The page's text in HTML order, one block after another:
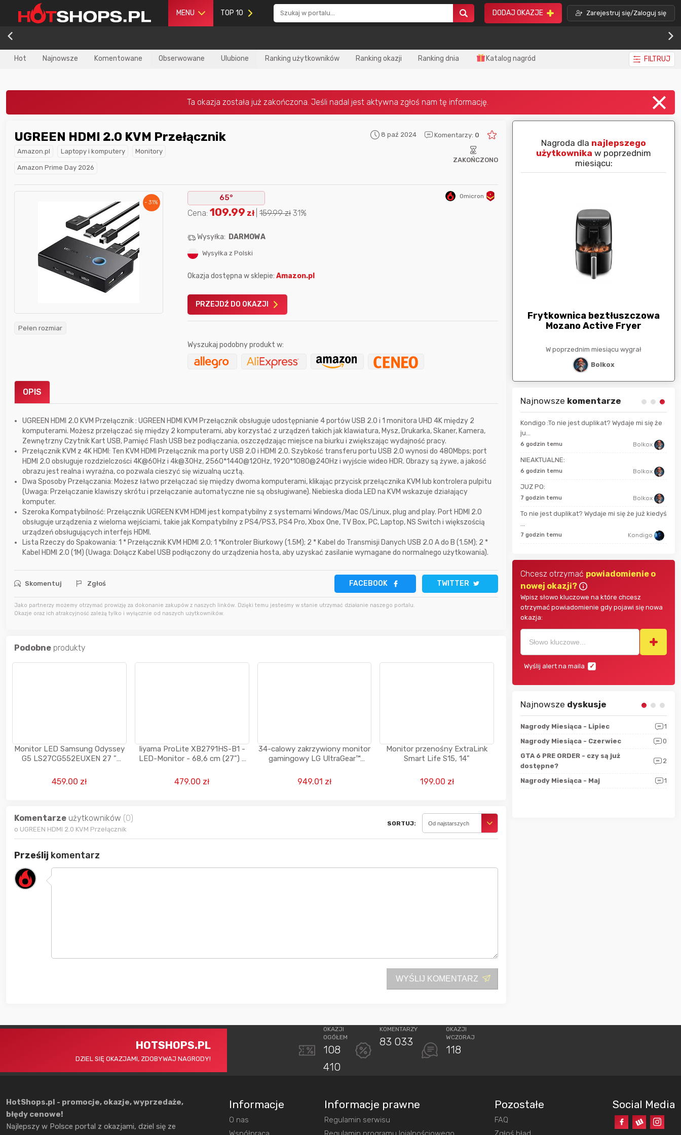
MENU TOP 10 DODAJ OKAZJE Zarejestruj się/Zaloguj się
Hot Najnowsze Komentowane Obserwowane Ulubione Ranking użytkowników Ranking okazji Ranking dnia Katalog nagród FILTRUJ
UGREEN HDMI 2.0 KVM Przełącznik 8 paź 2024 Komentarzy: 0
Amazon.pl Laptopy i komputery Monitory
Amazon Prime Day 2026
ZAKOŃCZONO
- 31%
Pełen rozmiar
65° Omicron
Cena:109.99 zł 159.99zł 31%
Wysyłka: DARMOWA
Wysyłka z Polski
Okazja dostępna w sklepie:Amazon.pl
PRZEJDŹ DO OKAZJI
Wyszukaj podobny produkt w:
OPIS
UGREEN HDMI 2.0 KVM Przełącznik : UGREEN HDMI KVM Przełącznik obsługuje udostępnianie 4 portów USB 2.0 i 1 monitora UHD 4K między 2
komputerami. Możesz przełączać się między 2 komputerami, aby korzystać z urządzeń takich jak klawiatura, Mysz, Drukarka, Skaner, Kamera,
Zewnętrzny Czytnik Kart USB, Pamięć Flash USB bez podłączania, oszczędzając miejsce na biurku i zwiększając wydajność pracy.
Przełącznik KVM z 4K HDMI: Ten KVM HDMI Przełącznik ma porty USB 2.0 i HDMI 2.0. Szybkość transferu portu USB 2.0 wynosi do 480Mbps; port
HDMI 2.0 obsługuje rozdzielczości 4K@60Hz i 4k@30Hz, 2560*1440@120Hz, 1920*1080@240Hz i wyjście wideo HDR. Obrazy są żywe, a jakość
obrazu jest realna i wyraźna, co pozwala cieszyć się wizualną ucztą.
Dwa Sposoby Przełączania: Możesz łatwo przełączać się między dwoma komputerami, klikając przycisk przełącznika KVM lub kontrolera pulpitu
(Uwaga: Przełączanie klawiszy skrótu i przełączanie automatyczne nie są obsługiwane). Niebieska dioda LED na KVM wskazuje działający
komputer.
Szeroka Kompatybilność: Przełącznik UGREEN KVM HDMI jest kompatybilny z systemami Windows/Mac OS/Linux, plug and play. Port HDMI 2.0
obsługuje urządzenia z wieloma wejściami, takie jak Kompatybilny z PS4/PS3, PS4 Pro, Xbox One, TV Box, PC, Laptop, NS Switch i większością
urządzeń obsługujących interfejs HDMI.
Lista Rzeczy do Spakowania: 1 * Przełącznik KVM HDMI 2.0; 1 *Kontroler Biurkowy (1.5M); 2 * Kabel do Transmisji Danych USB 2.0 A do B (1.5M); 2 *
Kabel HDMI 2.0 (1M) (Uwaga: Dołącz Kabel USB podłączony do urządzenia hosta, aby uzyskać zasilanie wymagane do normalnego użytkowania).
Skomentuj Zgłoś FACEBOOK TWITTER
Jako partnerzy możemy otrzymać prowizję za dokonanie zakupów z naszych linków. Dzięki temu jesteśmy w stanie utrzymać działanie naszego portalu.
Okazje oraz ich atrakcyjność zależą tylko i wyłącznie od naszych użytkowników.
Podobne produkty
Monitor LED Samsung Odyssey
G5 LS27CG552EUXEN 27 "
AllegroRetail
459.00 zł
Iiyama ProLite XB2791HS-B1 -
LED-Monitor - 68,6 cm (27") -
479.00 zł
34-calowy zakrzywiony monitor
gamingowy LG UltraGear™
Premium
949.01 zł
Monitor przenośny ExtraLink
Smart Life S15, 14"
199.00 zł
Komentarze użytkowników (0)
o UGREEN HDMI 2.0 KVM Przełącznik
SORTUJ: Od najstarszych
Prześlij komentarz
WYŚLIJ KOMENTARZ
najlepszego
w poprzednim
beztłuszczowa
Active Fryer
Nagroda dla najlepszego
użytkownikaw tym miesiącu:
Gofrownica GÖTZE & JENSEN
DW900 1600W
Karta podarunkowa
Allegro 150zł
w poprzednim miesiącu:
Nagroda dla najlepszego
użytkownika w poprzednim
miesiącu:
Frytkownica beztłuszczowa
Mozano Active Fryer
W poprzednim miesiącu wygrał
Bolkox
Najnowsze komentarze
6 godzin temu Bolkox
6 godzin temu Bolkox
7 godzin temu
13 sekund temu cierbiki
52 minuty temu Anula
godzinę temu Bolkox
3 godziny temu
4 godziny temu
6 godzin temu Kondigo
Kondigo :To nie jest duplikat? Wydaje mi się że
ju...
6 godzin temu Bolkox
NIEAKTUALNE:
6 godzin temu Bolkox
JUZ PO:
7 godzin temu Bolkox
To nie jest duplikat? Wydaje mi się że już kiedyś
...
7 godzin temu Kondigo
Chcesz otrzymać powiadomienie o
nowej okazji?
Wpisz słowo kluczowe na które chcesz
otrzymać powiadomienie gdy pojawi się nowa
okazja:
Wyślij alert na maila
Najnowsze dyskusje
wytłumaczyc.
Nagrody Miesiąca - Marzec
Nagrody Miesiąca - Lipiec
1
Nagrody Miesiąca - Czerwiec
0
GTA 6 PRE ORDER - czy są już
dostępne?
2
Nagrody Miesiąca - Maj 1
HOTSHOPS.PL
DZIEL SIĘ OKAZJAMI, ZDOBYWAJ NAGRODY!
OKAZJI
OGÓŁEM
108
410
KOMENTARZY
83 033
OKAZJI
WCZORAJ
118
HotShops.pl - promocje, okazje, wyprzedaże,
błędy cenowe!
Najlepszy w Polsce portal z okazjami, dziel się ze
Informacje
O nas
Informacje prawne
Regulamin serwisu
Pozostałe
FAQ
Social Media